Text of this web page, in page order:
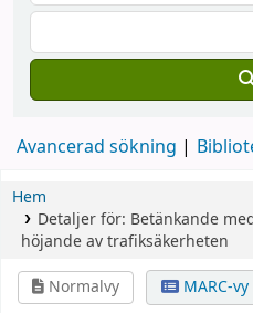
Avancerad sökning
Hem
Detaljer för: Betänkande
höjande av trafiksäkerheten
Normalvy
MARC-vy